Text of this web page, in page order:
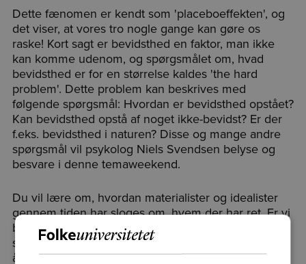
Dette fænomen er kendt som 'placeboeffekten', og
det viser, at vores tro nogle gange kan gøre os
raske! Kort sagt er bevidsthed en faktor, man ikke
kan komme udenom, og spørgsmålet om, hvad
bevidsthed er for en størrelse kaldes 'the hard
problem'. Dette problem kan beskrives med
følgende spørgsmål: Hvordan er bevidsthed opstået?
Kan bevidsthed opstå af noget ikke-bevidst? Er der
f.eks. bevidsthed i naturen? Disse og mange andre
spørgsmål vil psykolog Niels Svendsen belyse og
besvare i denne temaweekend.
Du vil lære om, hvordan materialister og idealister
gennem tiden har sloges om, hvem der har ret. Er vi
blot kemiske størrelser, eller er vi også åndelige
størrelser? Vi vil komme ind på, hvordan Niels Bohr
åbnede døren for psykens andel i